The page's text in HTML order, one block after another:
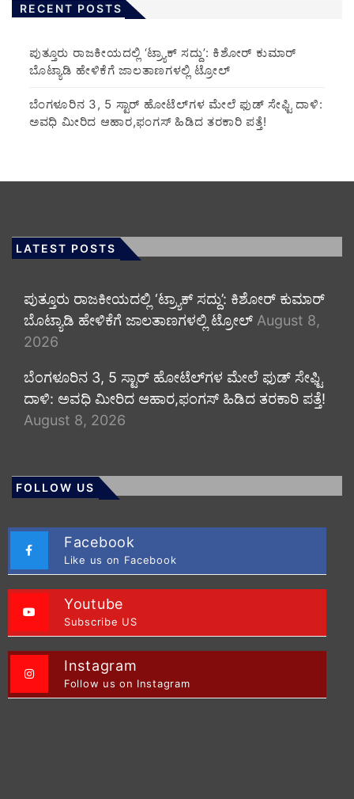
RECENT POSTS
ಪುತ್ತೂರು ರಾಜಕೀಯದಲ್ಲಿ ‘ಟ್ರ್ಯಾಕ್ ಸದ್ದು’: ಕಿಶೋರ್ ಕುಮಾರ್
ಬೊಟ್ಯಾಡಿ ಹೇಳಿಕೆಗೆ ಜಾಲತಾಣಗಳಲ್ಲಿ ಟ್ರೋಲ್
​ಬೆಂಗಳೂರಿನ 3, 5 ಸ್ಟಾರ್ ಹೋಟೆಲ್‌ಗಳ ಮೇಲೆ ಫುಡ್ ಸೇಫ್ಟಿ ದಾಳಿ:
ಅವಧಿ ಮೀರಿದ ಆಹಾರ,ಫಂಗಸ್ ಹಿಡಿದ ತರಕಾರಿ ಪತ್ತೆ!
LATEST POSTS
ಪುತ್ತೂರು ರಾಜಕೀಯದಲ್ಲಿ ‘ಟ್ರ್ಯಾಕ್ ಸದ್ದು’: ಕಿಶೋರ್ ಕುಮಾರ್
ಬೊಟ್ಯಾಡಿ ಹೇಳಿಕೆಗೆ ಜಾಲತಾಣಗಳಲ್ಲಿ ಟ್ರೋಲ್ August 8,
2026
​ಬೆಂಗಳೂರಿನ 3, 5 ಸ್ಟಾರ್ ಹೋಟೆಲ್‌ಗಳ ಮೇಲೆ ಫುಡ್ ಸೇಫ್ಟಿ
ದಾಳಿ: ಅವಧಿ ಮೀರಿದ ಆಹಾರ,ಫಂಗಸ್ ಹಿಡಿದ ತರಕಾರಿ ಪತ್ತೆ!
August 8, 2026
FOLLOW US
Facebook
Like us on Facebook
Youtube
Subscribe US
Instagram
Follow us on Instagram